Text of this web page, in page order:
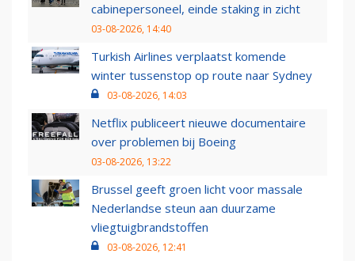
cabinepersoneel, einde staking in zicht
03-08-2026, 14:40
Turkish Airlines verplaatst komende
winter tussenstop op route naar Sydney
03-08-2026, 14:03
Netflix publiceert nieuwe documentaire
over problemen bij Boeing
03-08-2026, 13:22
Brussel geeft groen licht voor massale
Nederlandse steun aan duurzame
vliegtuigbrandstoffen
03-08-2026, 12:41